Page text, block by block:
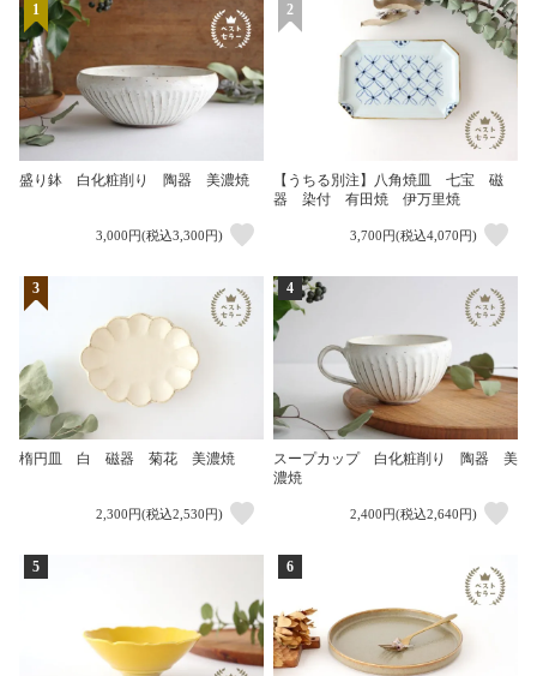
1
盛り鉢 白化粧削り 陶器 美濃焼
3,000円(税込3,300円)
2
【うちる別注】八角焼皿 七宝 磁
器 染付 有田焼 伊万里焼
3,700円(税込4,070円)
3
楕円皿 白 磁器 菊花 美濃焼
2,300円(税込2,530円)
4
スープカップ 白化粧削り 陶器 美
濃焼
2,400円(税込2,640円)
5 6